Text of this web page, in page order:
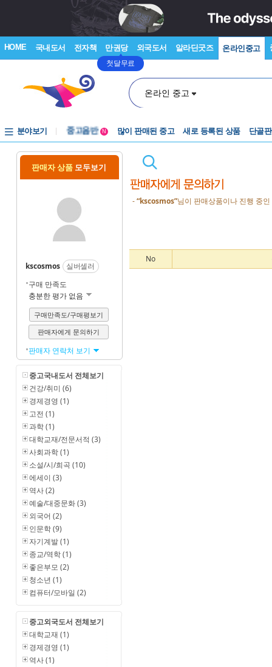
HOME 국내도서 전자책 만권당
첫달무료
외국도서 알라딘굿즈 온라인중고
온라인 중고
분야보기
중고음반
N 많이 판매된 중고 새로 등록된 상품 단골
판매자 상품 모두보기
kscosmos
실버셀러
구매 만족도
충분한 평가 없음
구매만족도/구매평보기
판매자에게 문의하기
판매자 연락처 보기
중고국내도서 전체보기
건강/취미 (6)
경제경영 (1)
고전 (1)
과학 (1)
대학교재/전문서적 (3)
사회과학 (1)
소설/시/희곡 (10)
에세이 (3)
역사 (2)
예술/대중문화 (3)
외국어 (2)
인문학 (9)
자기계발 (1)
종교/역학 (1)
좋은부모 (2)
청소년 (1)
컴퓨터/모바일 (2)
중고외국도서 전체보기
대학교재 (1)
경제경영 (1)
역사 (1)
-“kscosmos”님이 판매상품이나 진행 중
No